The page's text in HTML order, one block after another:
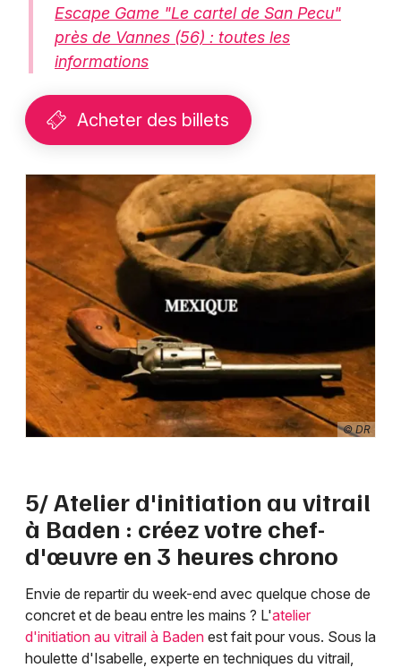
Escape Game "Le cartel de San Pecu"
près de Vannes (56) : toutes les
informations
Acheter des billets
© DR
5/ Atelier d'initiation au vitrail
à Baden : créez votre chef-
d'œuvre en 3 heures chrono
Envie de repartir du week-end avec quelque chose de
concret et de beau entre les mains ? L'atelier
d'initiation au vitrail à Baden est fait pour vous. Sous la
houlette d'Isabelle, experte en techniques du vitrail,